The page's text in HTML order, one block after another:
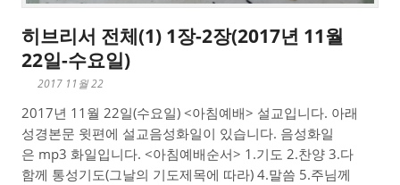
히브리서 전체(1) 1장-2장(2017년 11월
22일-수요일)
2017 11월 22
2017년 11월 22일(수요일) <아침예배> 설교입니다. 아래
성경본문 윗편에 설교음성화일이 있습니다. 음성화일
은 mp3 화일입니다. <아침예배순서> 1.기도 2.찬양 3.다
함께 통성기도(그날의 기도제목에 따라) 4.말씀 5.주님께